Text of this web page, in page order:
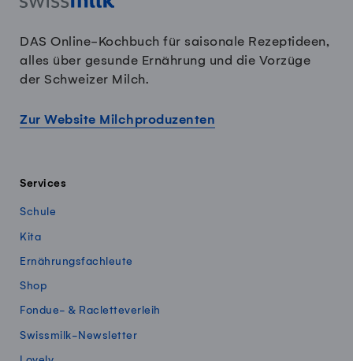
DAS Online-Kochbuch für saisonale Rezeptideen,
alles über gesunde Ernährung und die Vorzüge
der Schweizer Milch.
Zur Website Milchproduzenten
Services
Schule
Kita
Ernährungsfachleute
Shop
Fondue- & Racletteverleih
Swissmilk-Newsletter